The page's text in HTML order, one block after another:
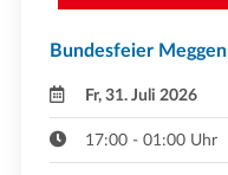
Bundesfeier Meggen
Fr, 31. Juli 2026
17:00 - 01:00 Uhr